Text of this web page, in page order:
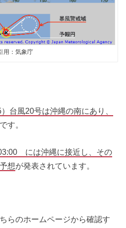
用：気象庁
台風20号は沖縄の南にあり、
です。
には沖縄に接近し、その
想が発表されています。
らのホームページから確認す